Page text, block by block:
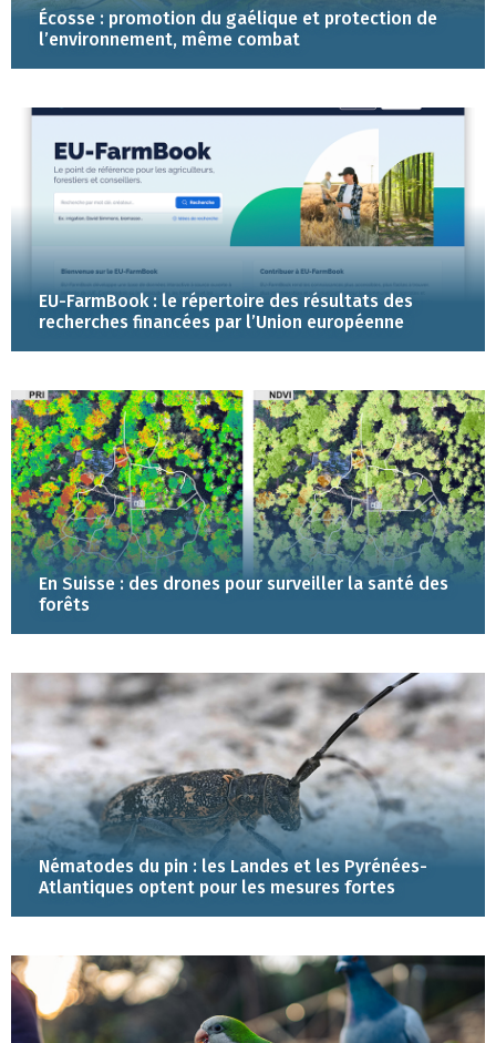
Écosse : promotion du gaélique et protection de
l’environnement, même combat
EU-FarmBook : le répertoire des résultats des
recherches financées par l’Union européenne
En Suisse : des drones pour surveiller la santé des
forêts
Nématodes du pin : les Landes et les Pyrénées-
Atlantiques optent pour les mesures fortes